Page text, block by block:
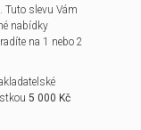
. Tuto slevu Vám
nabídky
na 1 nebo 2
5 000 Kč